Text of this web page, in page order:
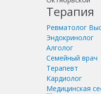
Терапия
Ревматолог
Эндокринолог
Алголог
Семейный врач
Терапевт
Кардиолог
Медицинская